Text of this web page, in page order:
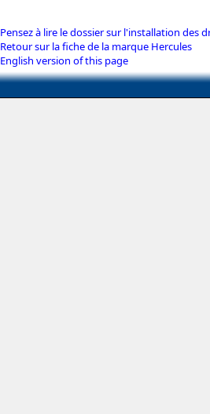
Pensez à lire le dossier sur l'installation des
Retour sur la fiche de la marque Hercules
English version of this page